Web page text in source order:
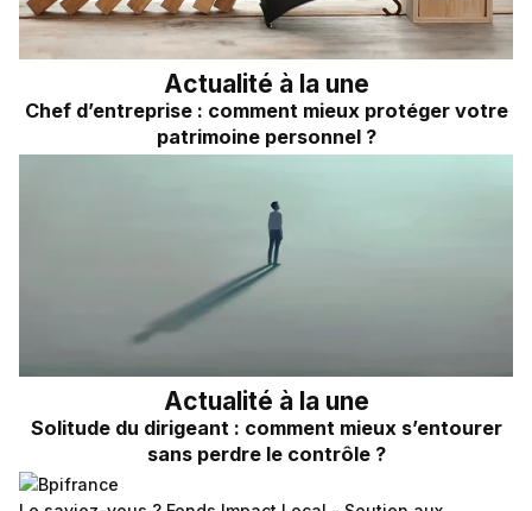
Actualité à la une
Chef d’entreprise : comment mieux protéger votre
patrimoine personnel ?
Actualité à la une
Solitude du dirigeant : comment mieux s’entourer
sans perdre le contrôle ?